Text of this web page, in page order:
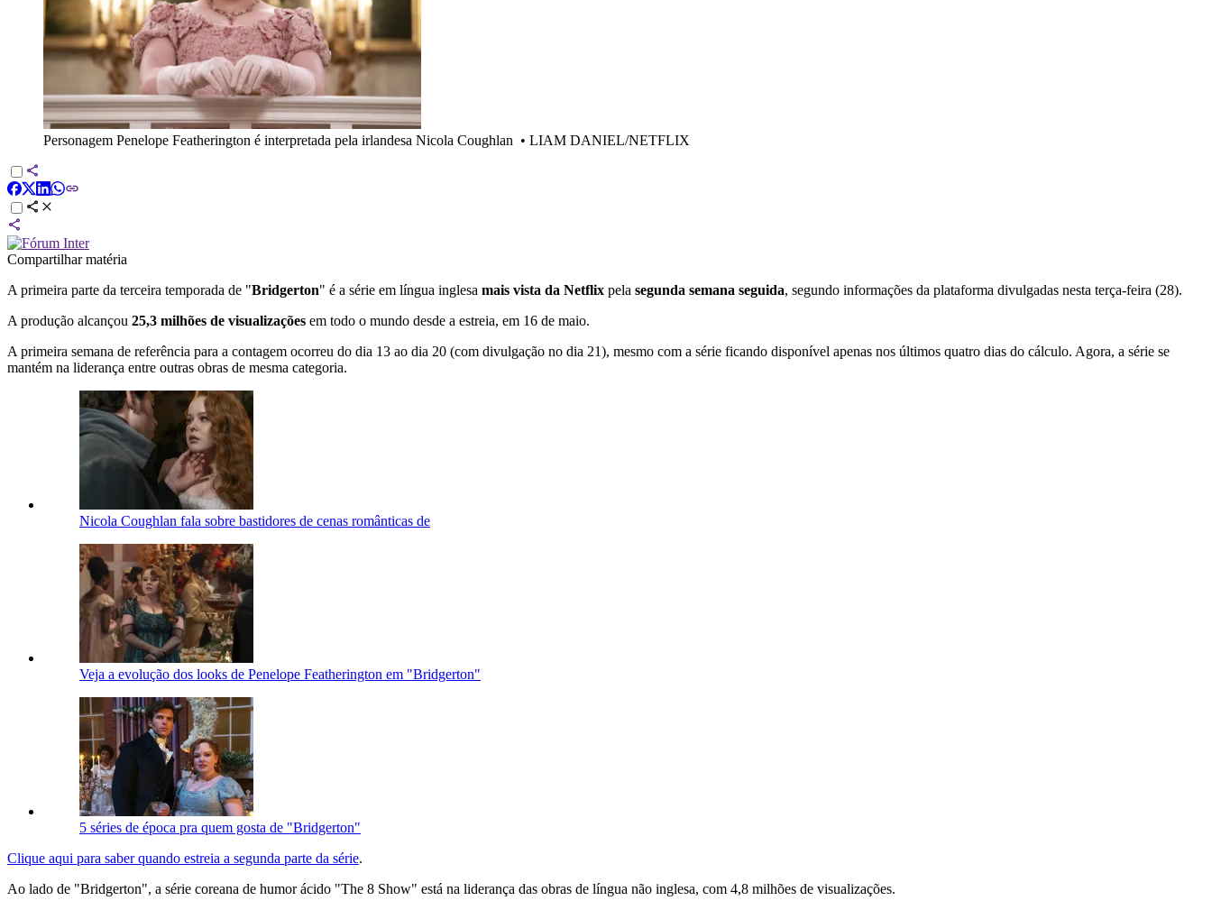
Personagem Penelope Featherington é interpretada pela irlandesa Nicola Coughlan • LIAM DANIEL/NETFLIX
Compartilhar matéria
A primeira parte da terceira temporada de "Bridgerton" é a série em língua inglesa mais vista da Netflix pela segunda semana seguida, segundo informações da plataforma divulgadas nesta terça-feira (28).
A produção alcançou 25,3 milhões de visualizações em todo o mundo desde a estreia, em 16 de maio.
A primeira semana de referência para a contagem ocorreu do dia 13 ao dia 20 (com divulgação no dia 21), mesmo com a série ficando disponível apenas nos últimos quatro dias do cálculo. Agora, a série se
mantém na liderança entre outras obras de mesma categoria.
Nicola Coughlan fala sobre bastidores de cenas românticas de
Veja a evolução dos looks de Penelope Featherington em "Bridgerton"
5 séries de época pra quem gosta de "Bridgerton"
Clique aqui para saber quando estreia a segunda parte da série.
Ao lado de "Bridgerton", a série coreana de humor ácido "The 8 Show" está na liderança das obras de língua não inglesa, com 4,8 milhões de visualizações.